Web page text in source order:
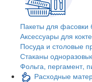
Пакеты для
Аксессуары для
Посуда и столовые
Стаканы
Фольга, пергамент,
Расходные